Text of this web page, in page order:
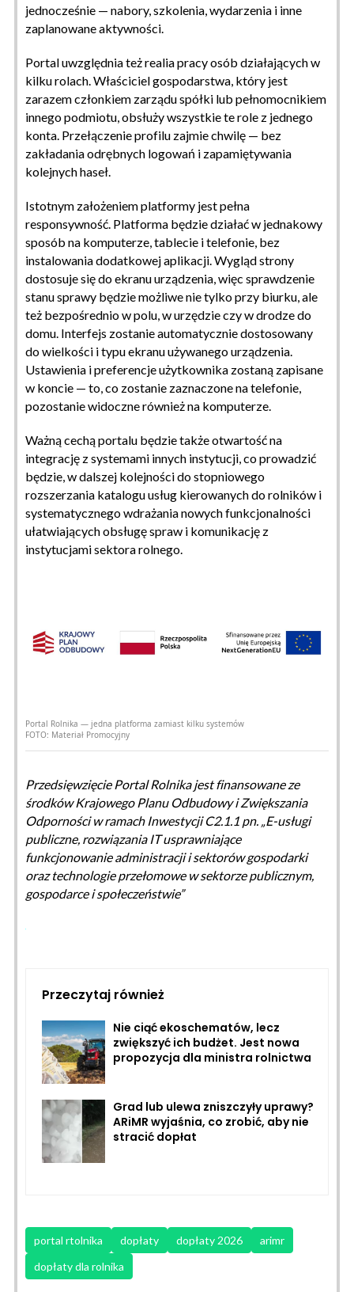
jednocześnie — nabory, szkolenia, wydarzenia i inne
zaplanowane aktywności.
Portal uwzględnia też realia pracy osób działających w
kilku rolach. Właściciel gospodarstwa, który jest
zarazem członkiem zarządu spółki lub pełnomocnikiem
innego podmiotu, obsłuży wszystkie te role z jednego
konta. Przełączenie profilu zajmie chwilę — bez
zakładania odrębnych logowań i zapamiętywania
kolejnych haseł.
Istotnym założeniem platformy jest pełna
responsywność. Platforma będzie działać w jednakowy
sposób na komputerze, tablecie i telefonie, bez
instalowania dodatkowej aplikacji. Wygląd strony
dostosuje się do ekranu urządzenia, więc sprawdzenie
stanu sprawy będzie możliwe nie tylko przy biurku, ale
też bezpośrednio w polu, w urzędzie czy w drodze do
domu. Interfejs zostanie automatycznie dostosowany
do wielkości i typu ekranu używanego urządzenia.
Ustawienia i preferencje użytkownika zostaną zapisane
w koncie — to, co zostanie zaznaczone na telefonie,
pozostanie widoczne również na komputerze.
Ważną cechą portalu będzie także otwartość na
integrację z systemami innych instytucji, co prowadzić
będzie, w dalszej kolejności do stopniowego
rozszerzania katalogu usług kierowanych do rolników i
systematycznego wdrażania nowych funkcjonalności
ułatwiających obsługę spraw i komunikację z
instytucjami sektora rolnego.
Portal Rolnika — jedna platforma zamiast kilku systemów
FOTO: Materiał Promocyjny
Przedsięwzięcie Portal Rolnika jest finansowane ze
środków Krajowego Planu Odbudowy i Zwiększania
Odporności w ramach Inwestycji C2.1.1 pn. „E-usługi
publiczne, rozwiązania IT usprawniające
funkcjonowanie administracji i sektorów gospodarki
oraz technologie przełomowe w sektorze publicznym,
gospodarce i społeczeństwie”
Przeczytaj również
Nie ciąć ekoschematów, lecz
zwiększyć ich budżet. Jest nowa
propozycja dla ministra rolnictwa
Grad lub ulewa zniszczyły uprawy?
ARiMR wyjaśnia, co zrobić, aby nie
stracić dopłat
portal rtolnika dopłaty dopłaty 2026
arimr
dopłaty dla rolnika